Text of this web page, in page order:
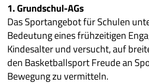
1. Grundschul-AGs
Das Sportangebot für Schulen
Bedeutung eines frühzeitigen
Kindesalter und versucht, auf
den Basketballsport Freude an
Bewegung zu vermitteln.